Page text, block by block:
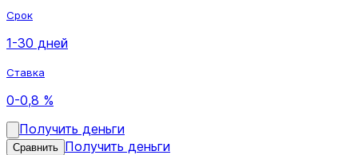
Срок
1-30 дней
Ставка
0-0,8 %
Получить деньги
Сравнить Получить деньги